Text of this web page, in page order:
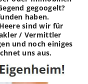
gegoogelt?
haben.
sind wir für
/ Vermittler
und noch einiges
uns aus.